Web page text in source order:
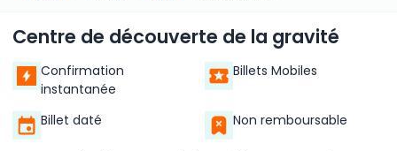
Centre de découverte de la gravité
Confirmation
instantanée
Billets Mobiles
Billet daté Non remboursable